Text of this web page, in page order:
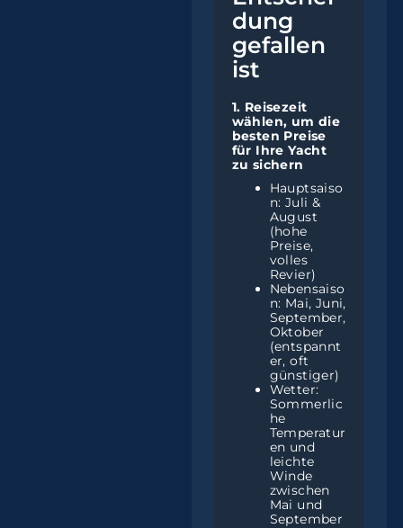
dung
gefallen
ist
1. Reisezeit
wählen, um die
besten Preise
für Ihre Yacht
zu sichern
Hauptsaiso
n: Juli &
August
(hohe
Preise,
volles
Revier)
Nebensaiso
n: Mai, Juni,
September,
Oktober
(entspannt
er, oft
günstiger)
Wetter:
Sommerlic
he
Temperatur
en und
leichte
Winde
zwischen
Mai und
September